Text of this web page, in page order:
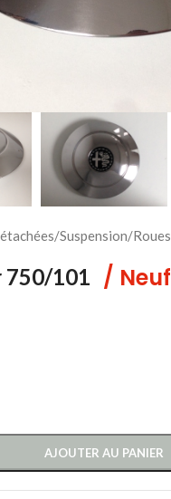
agrandir
/Suspension/Roues
750/101 / Neuf
AJOUTER AU PANIER